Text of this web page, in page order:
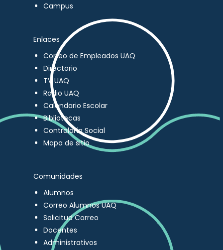
Campus
Enlaces
Correo de Empleados UAQ
Directorio
TV UAQ
Radio UAQ
Calendario Escolar
Bibliotecas
Contraloría Social
Mapa de sitio
Comunidades
Alumnos
Correo Alumnos UAQ
Solicitud Correo
Docentes
Administrativos